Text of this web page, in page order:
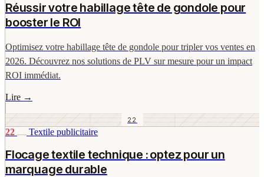
Réussir votre habillage tête de gondole pour
booster le ROI
Optimisez votre habillage tête de gondole pour tripler vos ventes en
2026. Découvrez nos solutions de PLV sur mesure pour un impact
ROI immédiat.
Lire →
22
22 Textile publicitaire
Flocage textile technique : optez pour un
marquage durable